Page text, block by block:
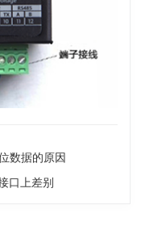
数据的原因
口上差别